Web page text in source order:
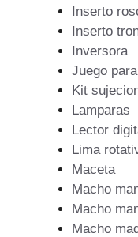
Inserto
Inserto
Inversora
Juego
Kit
Lamparas
Lector
Lima
Maceta
Macho
Macho
Macho